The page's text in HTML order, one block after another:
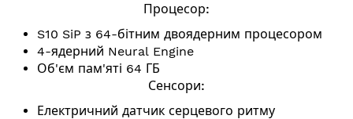
Процесор:
S10 SiP з 64-бітним двоядерним процесором
4-ядерний Neural Engine
Об'єм пам'яті 64 ГБ
Сенсори:
Електричний датчик серцевого ритму